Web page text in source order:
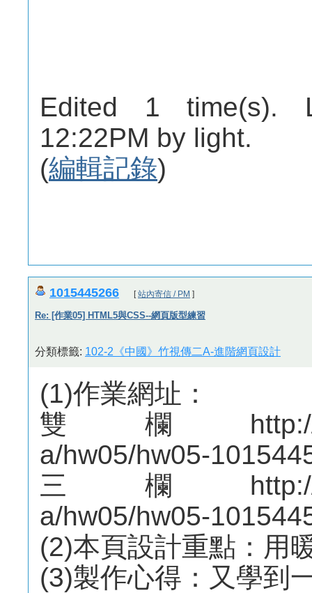
Edited 1 time(s).
12:22PM by light.
(編輯記錄)
1015445266 [站內寄信 / PM ]
Re: [作業05] HTML5與CSS--網頁版型練習
分類標籤: 102-2《中國》竹視傳二A-進階網頁設計
(1)作業網址：
雙欄http://
a/hw05/hw05-
三欄http://
a/hw05/hw05-
(2)本頁設計重點：用
(3)製作心得：又學到